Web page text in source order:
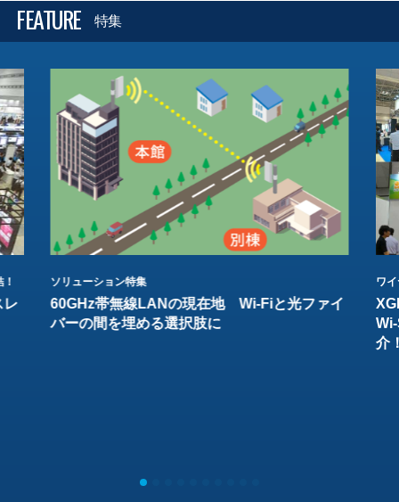
FEATURE 特集
レ
ソリューション特集
60GHz帯無線LANの現在地 Wi-Fiと光ファイ
バーの間を埋める選択肢に
ワ
介